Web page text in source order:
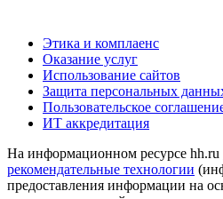
Этика и комплаенс
Оказание услуг
Использование сайтов
Защита персональных
Пользовательское
ИТ аккредитация
На информационном ресурсе hh.ru
рекомендательные технологии
предоставления информации на